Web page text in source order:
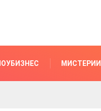
МИСТЕРИИ